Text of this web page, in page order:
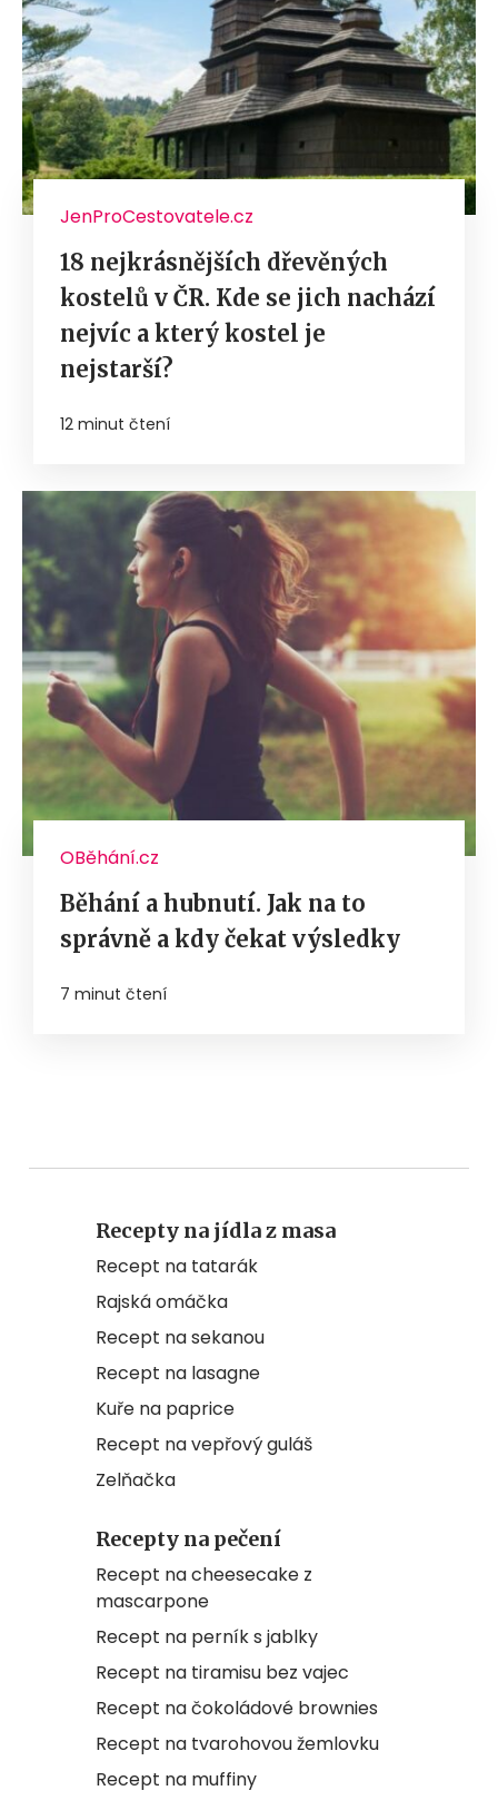
JenProCestovatele.cz
18 nejkrásnějších dřevěných
kostelů v ČR. Kde se jich nachází
nejvíc a který kostel je
nejstarší?
12 minut čtení
OBěhání.cz
Běhání a hubnutí. Jak na to
správně a kdy čekat výsledky
7 minut čtení
Recepty na jídla z masa
Recept na tatarák
Rajská omáčka
Recept na sekanou
Recept na lasagne
Kuře na paprice
Recept na vepřový guláš
Zelňačka
Recepty na pečení
Recept na cheesecake z
mascarpone
Recept na perník s jablky
Recept na tiramisu bez vajec
Recept na čokoládové brownies
Recept na tvarohovou žemlovku
Recept na muffiny